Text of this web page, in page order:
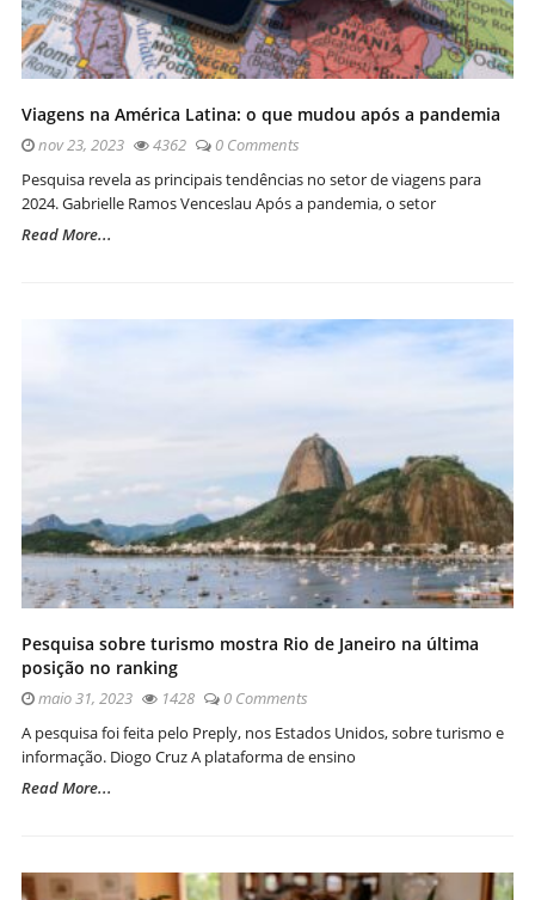
Viagens na América Latina: o que mudou após a pandemia
nov 23, 2023 4362
0 Comments
Pesquisa revela as principais tendências no setor de viagens para
2024. Gabrielle Ramos Venceslau Após a pandemia, o setor
Read More...
Pesquisa sobre turismo mostra Rio de Janeiro na última
posição no ranking
maio 31, 2023 1428
0 Comments
A pesquisa foi feita pelo Preply, nos Estados Unidos, sobre turismo e
informação. Diogo Cruz A plataforma de ensino
Read More...